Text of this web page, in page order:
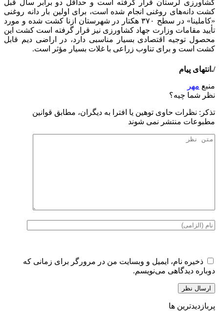
کشاورزی لرستان قرار گرفته است و حداقل دو برابر سال قبل
کشت دانه‌های روغنی انجام شده است، برای اولین بار دانه روغنی
«کاملینا» در سطح ۳۷۰ هکتار در شهرستان ازنا کشت شده و مورد
تأیید مقامات وزارت جهاد کشاورزی نیز قرار گرفته است کشت این
محصول توجیه اقتصادی بسیار مناسبی دارد، در اراضی دیم قابل
کشت است و برای تناوب زراعی با غلات بسیار مؤثر است.
/.انتهای پیام
منبع مهر
نظر شما چیه؟
تذكر: نظرات حاوی توهين يا افترا به ديگران، مطابق قوانين
مطبوعات منتشر نمی شوند
ذخیره نام، ایمیل و وبسایت من در مرورگر برای زمانی که
دوباره دیدگاهی می‌نویسم.
پربازدیدترین ها